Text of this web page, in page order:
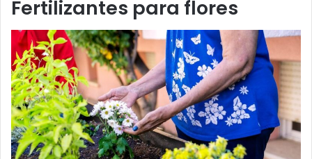
Fertilizantes para flores